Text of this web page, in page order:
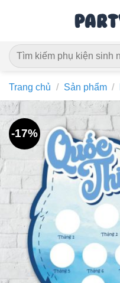
dung
Tìm
kiếm:
Trang chủ / Sản phẩm /
-17%